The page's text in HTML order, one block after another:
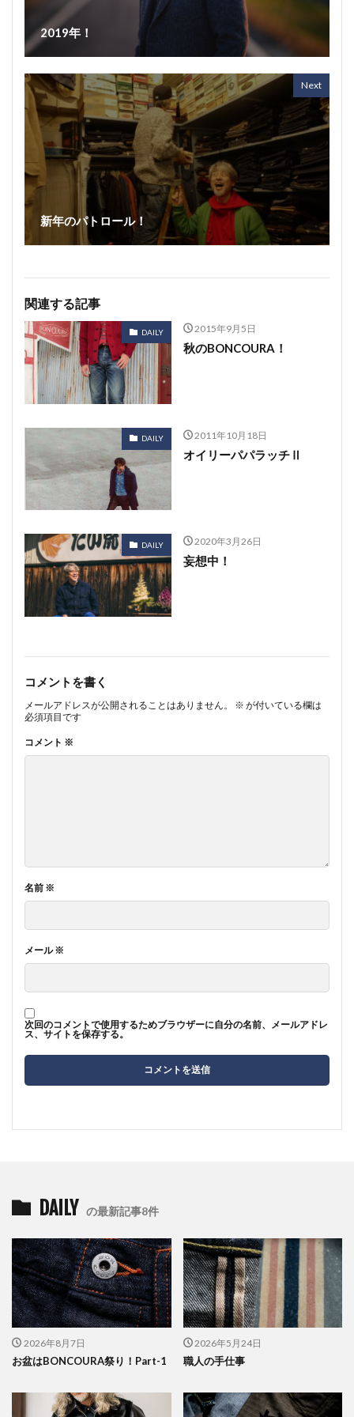
2019年！
Next
新年のパトロール！
関連する記事
DAILY 2015年9月5日
秋のBONCOURA！
DAILY 2011年10月18日
オイリーパパラッチⅡ
DAILY 2020年3月26日
妄想中！
コメントを書く
メールアドレスが公開されることはありません。 ※ が付いている欄は
必須項目です
コメント ※
名前 ※
メール※
次回のコメントで使用するためブラウザーに自分の名前、メールアドレ
ス、サイトを保存する。
DAILY の最新記事8件
2026年8月7日
お盆はBONCOURA祭り！Part-1
2026年5月24日
職人の手仕事